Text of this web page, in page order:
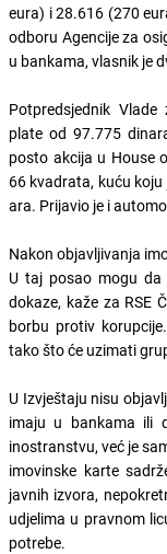
eura) i 28.616 (270
odboru Agencije za
u bankama, vlasnik je
Potpredsjednik
plate od 97.775
posto akcija u House
66 kvadrata, kuću
ara. Prijavio je i
Nakon objavljivanja
U taj posao mogu da
dokaze, kaže za RSE
borbu protiv
tako što će uzimati
U Izvještaju nisu
imaju u bankama ili
inostranstvu, već je
imovinske karte
javnih izvora,
udjelima u pravnom
potrebe.